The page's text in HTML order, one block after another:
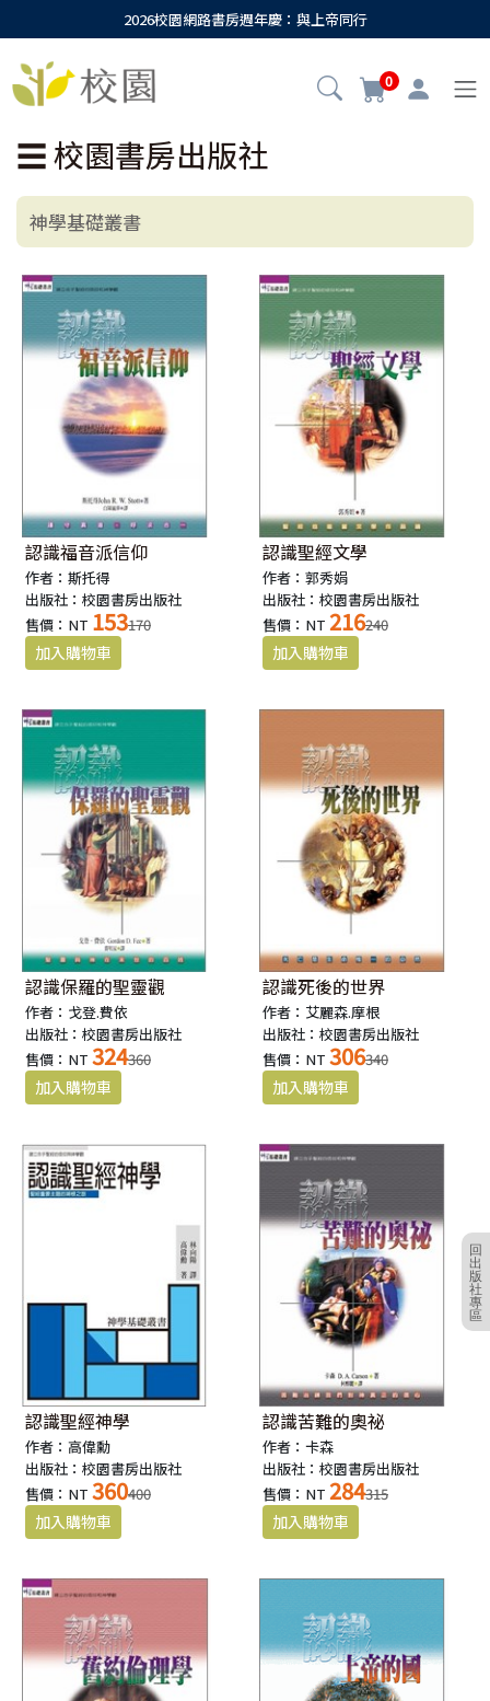
2026校園網路書房週年慶：與上帝同行
0
回
出
版
社
專
區
☰校園書房出版社
神學基礎叢書
認識福音派信仰
作者：斯托得
出版社：校園書房出版社
售價：NT 153170
認識聖經文學
作者：郭秀娟
出版社：校園書房出版社
售價：NT 216240
認識保羅的聖靈觀
作者：戈登.費依
出版社：校園書房出版社
售價：NT 324360
認識死後的世界
作者：艾麗森.摩根
出版社：校園書房出版社
售價：NT 306340
認識聖經神學
作者：高偉勳
出版社：校園書房出版社
售價：NT 360400
認識苦難的奧祕
作者：卡森
出版社：校園書房出版社
售價：NT 284315